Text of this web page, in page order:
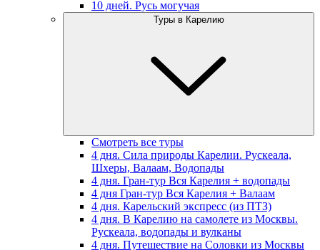
10 дней. Русь могучая
Туры в Карелию
Смотреть все туры
4 дня. Сила природы Карелии. Рускеала,
Шхеры, Валаам, Водопады
4 дня. Гран-тур Вся Карелия + водопады
4 дня Гран-тур Вся Карелия + Валаам
4 дня. Карельский экспресс (из ПТЗ)
4 дня. В Карелию на самолете из Москвы.
Рускеала, водопады и вулканы
4 дня. Путешествие на Соловки из Москвы